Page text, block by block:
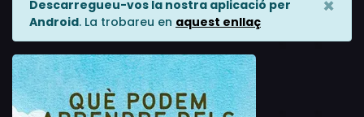
Descarregueu-vos la nostra aplicació per
Android. La trobareu en aquest enllaç
×